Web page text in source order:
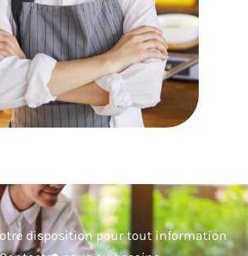
disposition pour tout information